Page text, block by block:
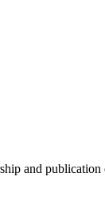
and